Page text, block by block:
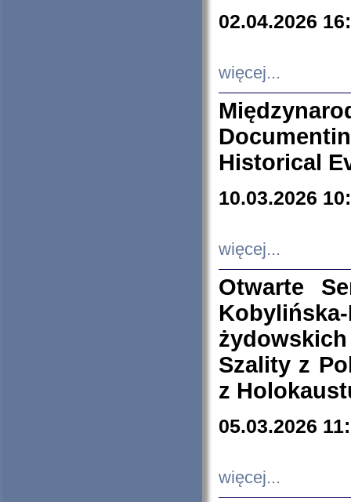
02.04.2026
więcej...
Historical
10.03.2026
więcej...
Otwarte
Szality z
z
05.03.2026
więcej...